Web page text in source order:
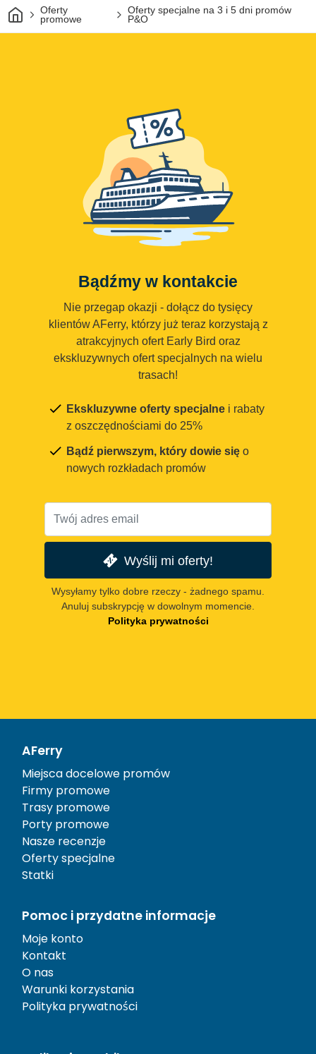
DomOferty
promowe
Oferty specjalne na 3 i 5 dni promów
P&O
Bądźmy w kontakcie
Nie przegap okazji - dołącz do tysięcy
klientów AFerry, którzy już teraz korzystają z
atrakcyjnych ofert Early Bird oraz
ekskluzywnych ofert specjalnych na wielu
trasach!
Ekskluzywne oferty specjalne i rabaty
z oszczędnościami do 25%
Bądź pierwszym, który dowie się o
nowych rozkładach promów
Wyślij mi oferty!
Wysyłamy tylko dobre rzeczy - żadnego spamu.
Anuluj subskrypcję w dowolnym momencie.
Polityka prywatności
AFerry
Miejsca docelowe promów
Firmy promowe
Trasy promowe
Porty promowe
Nasze recenzje
Oferty specjalne
Statki
Pomoc i przydatne informacje
Moje konto
Kontakt
O nas
Warunki korzystania
Polityka prywatności